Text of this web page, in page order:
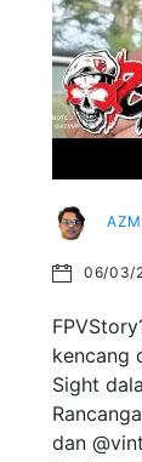
06/03/
kencang
Sight
dan